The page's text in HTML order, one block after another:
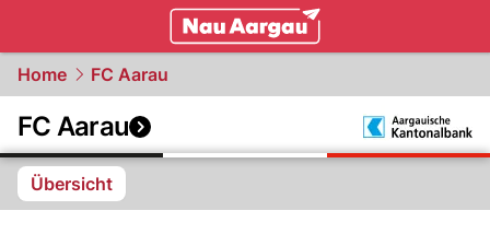
Home FC Aarau
FC Aarau
Übersicht